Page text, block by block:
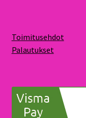
Toimitusehdot
Palautukset